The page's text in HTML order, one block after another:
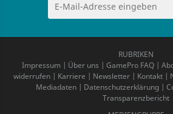
RUBRIKEN
Impressum| Über uns | GamePro FAQ|
widerrufen | Karriere | Newsletter | Kontakt |
Mediadaten| Datenschutzerklärung|
Transparenzbericht